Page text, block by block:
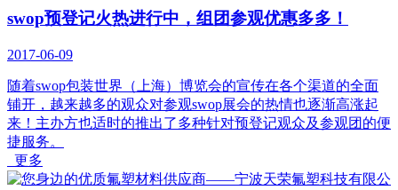
swop预登记火热进行中，组团参观优惠多多！
2017-06-09
随着swop包装世界（上海）博览会的宣传在各个渠道的全面
铺开，越来越多的观众对参观swop展会的热情也逐渐高涨起
来！主办方也适时的推出了多种针对预登记观众及参观团的便
捷服务。
更多